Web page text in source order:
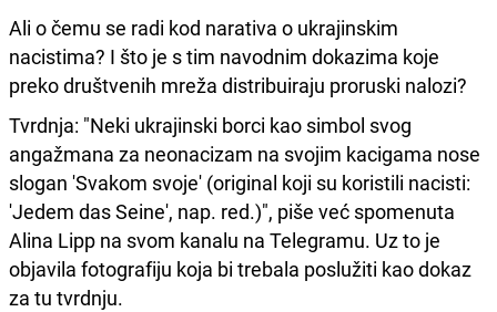
Ali o čemu se radi kod narativa o ukrajinskim
nacistima? I što je s tim navodnim dokazima koje
preko društvenih mreža distribuiraju proruski nalozi?
Tvrdnja: "Neki ukrajinski borci kao simbol svog
angažmana za neonacizam na svojim kacigama nose
slogan 'Svakom svoje' (original koji su koristili nacisti:
'Jedem das Seine', nap. red.)", piše već spomenuta
Alina Lipp na svom kanalu na Telegramu. Uz to je
objavila fotografiju koja bi trebala poslužiti kao dokaz
za tu tvrdnju.